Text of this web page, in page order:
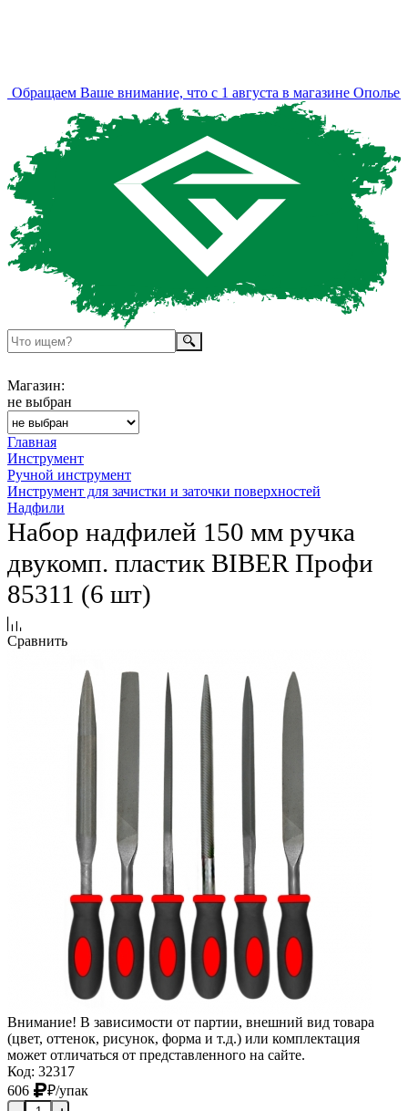
Ваше внимание, что с 1 августа в магазине Ополье
Магазин:
не выбран
Главная
Инструмент
Ручной инструмент
Инструмент для зачистки и заточки поверхностей
Надфили
Набор надфилей 150 мм ручка
двукомп. пластик BIBER Профи
85311 (6 шт)
Сравнить
Внимание! В зависимости от партии, внешний вид товара
(цвет, оттенок, рисунок, форма и т.д.) или комплектация
может отличаться от представленного на сайте.
Код: 32317
606
₽/упак